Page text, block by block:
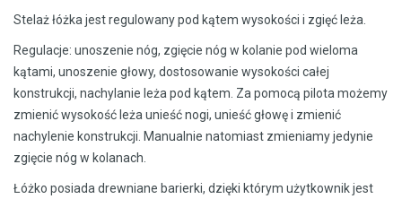
Stelaż łóżka jest regulowany pod kątem wysokości i zgięć leża.
Regulacje: unoszenie nóg, zgięcie nóg w kolanie pod wieloma
kątami, unoszenie głowy, dostosowanie wysokości całej
konstrukcji, nachylanie leża pod kątem. Za pomocą pilota możemy
zmienić wysokość leża unieść nogi, unieść głowę i zmienić
nachylenie konstrukcji. Manualnie natomiast zmieniamy jedynie
zgięcie nóg w kolanach.
Łóżko posiada drewniane barierki, dzięki którym użytkownik jest